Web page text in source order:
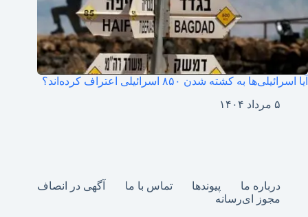
آیا اسرائیلی‌ها به کشته شدن ۸۵۰ اسرائیلی اعتراف کرده‌اند؟
۵ مرداد ۱۴۰۴
درباره ما پیوندها تماس با ما
آگهی در انصاف
مجوز ای‌رسانه